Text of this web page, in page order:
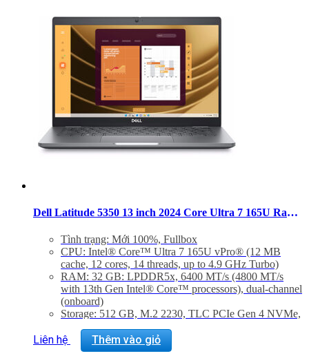
Dell Latitude 5350 13 inch 2024 Core Ultra 7 165U Ram 32GB SSD 512GB FHD Windows 11 Pro
Tình trạng: Mới 100%, Fullbox
CPU: Intel® Core™ Ultra 7 165U vPro® (12 MB
cache, 12 cores, 14 threads, up to 4.9 GHz Turbo)
RAM: 32 GB: LPDDR5x, 6400 MT/s (4800 MT/s
with 13th Gen Intel® Core™ processors), dual-channel
(onboard)
Storage: 512 GB, M.2 2230, TLC PCIe Gen 4 NVMe,
Màn hình: 2in1, 13.3″ FHD 1920×1080, 60Hz, IPS,
Touch, AR+AS, 300nit, 72%NTSC, GGDXC, Pen
Liên hệ Thêm vào giỏ